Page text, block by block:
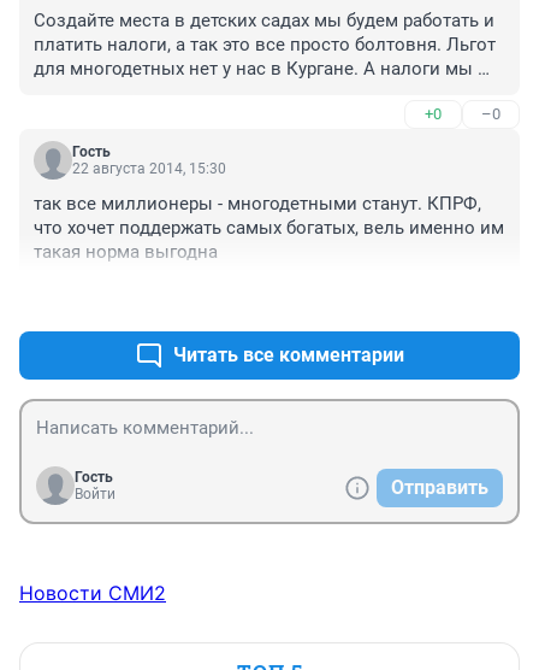
Создайте места в детских садах мы будем работать и
платить налоги, а так это все просто болтовня. Льгот
для многодетных нет у нас в Кургане. А налоги мы
+0 –0
Гость
22 августа 2014, 15:30
так все миллионеры - многодетными станут. КПРФ,
что хочет поддержать самых богатых, вель именно им
такая норма выгодна
Читать все комментарии
Гость
Войти
Отправить
Новости СМИ2